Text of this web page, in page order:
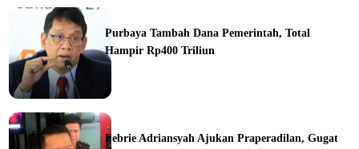
Purbaya Tambah Dana Pemerintah, Total
Hampir Rp400 Triliun
Febrie Adriansyah Ajukan Praperadilan, Gugat